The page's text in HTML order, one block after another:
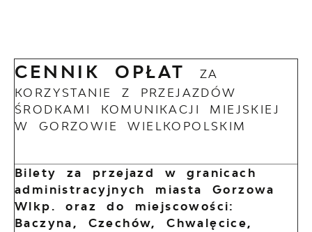
CENNIK OPŁAT
ZA
KORZYSTANIE Z PRZEJAZDÓW
ŚRODKAMI KOMUNIKACJI MIEJSKIEJ
W GORZOWIE WIELKOPOLSKIM
Bilety za przejazd w granicach
administracyjnych miasta Gorzowa
Wlkp. oraz do miejscowości:
Baczyna, Czechów, Chwalęcice,